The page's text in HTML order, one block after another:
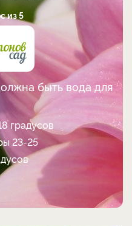
из 5
быть вода для
градусов
23-25